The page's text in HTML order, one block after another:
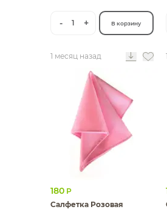
- 1 + В корзину
1 месяц назад
180 Р
Салфетка Розовая